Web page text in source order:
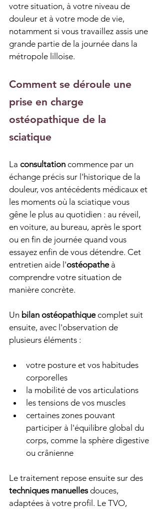
votre situation, à votre niveau de
douleur et à votre mode de vie,
notamment si vous travaillez assis une
grande partie de la journée dans la
métropole lilloise.
Comment se déroule une
prise en charge
ostéopathique de la
sciatique
La consultation commence par un
échange précis sur l'historique de la
douleur, vos antécédents médicaux et
les moments où la sciatique vous
gêne le plus au quotidien : au réveil,
en voiture, au bureau, après le sport
ou en fin de journée quand vous
essayez enfin de vous détendre. Cet
entretien aide l'ostéopathe à
comprendre votre situation de
manière concrète.
Un bilan ostéopathique complet suit
ensuite, avec l'observation de
plusieurs éléments :
votre posture et vos habitudes
corporelles
la mobilité de vos articulations
les tensions de vos muscles
certaines zones pouvant
participer à l'équilibre global du
corps, comme la sphère digestive
ou crânienne
Le traitement repose ensuite sur des
techniques manuelles douces,
adaptées à votre profil. Le TVO,